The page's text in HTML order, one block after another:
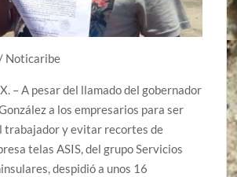
Noticaribe
– A pesar del llamado del gobernador
a los empresarios para ser
trabajador y evitar recortes de
telas ASIS, del grupo Servicios
despidió a unos 16